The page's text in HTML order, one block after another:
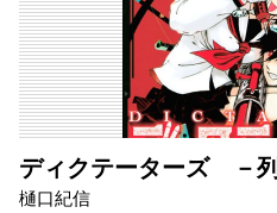
ディクテーターズ －
樋口紀信